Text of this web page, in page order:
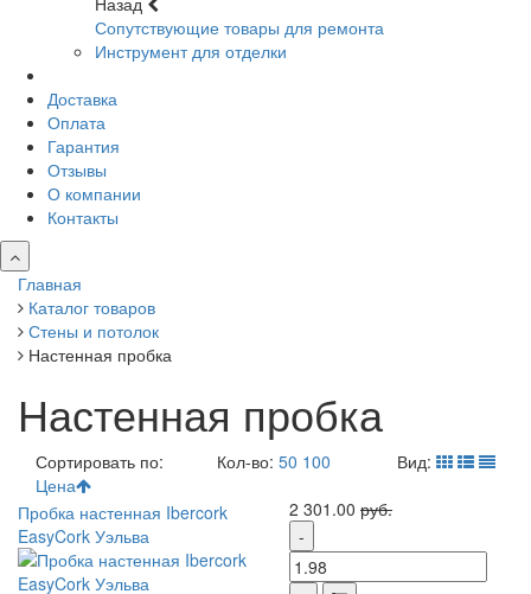
Сопутствующие товары для ремонта
Инструмент для отделки
Доставка
Оплата
Гарантия
Отзывы
О компании
Контакты
Главная
Каталог товаров
Стены и потолок
Настенная пробка
Настенная пробка
Сортировать по:
Цена
Кол-во: 50 100 Вид:
Пробка настенная Ibercork
EasyCork Уэльва
2 301.00 руб.